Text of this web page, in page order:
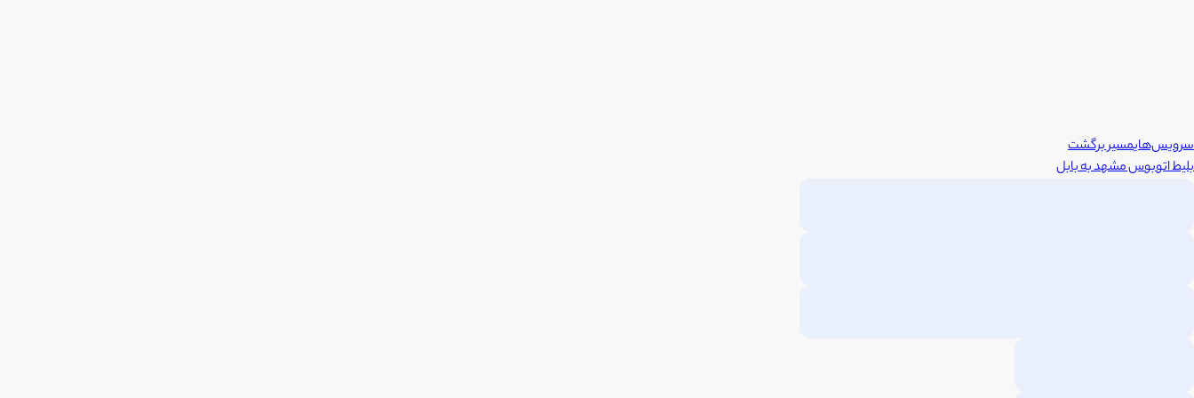
سرویس‌هایمسیر برگشت
بلیط اتوبوسمشهدبهبابل